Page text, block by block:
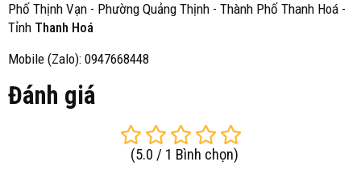
Phố Thịnh Vạn - Phường Quảng Thịnh - Thành Phố Thanh Hoá -
Tỉnh Thanh Hoá
Mobile (Zalo): 0947668448
Đánh giá
(5.0 / 1 Bình chọn)